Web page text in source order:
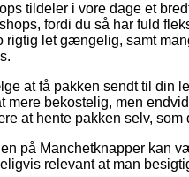
tildeler i vore dage et
fordi du så har fuld
rigtig let gængelig, samt
at få pakken sendt til din
bekostelig, men
at hente pakken selv,
på Manchetknapper kan
relevant at man